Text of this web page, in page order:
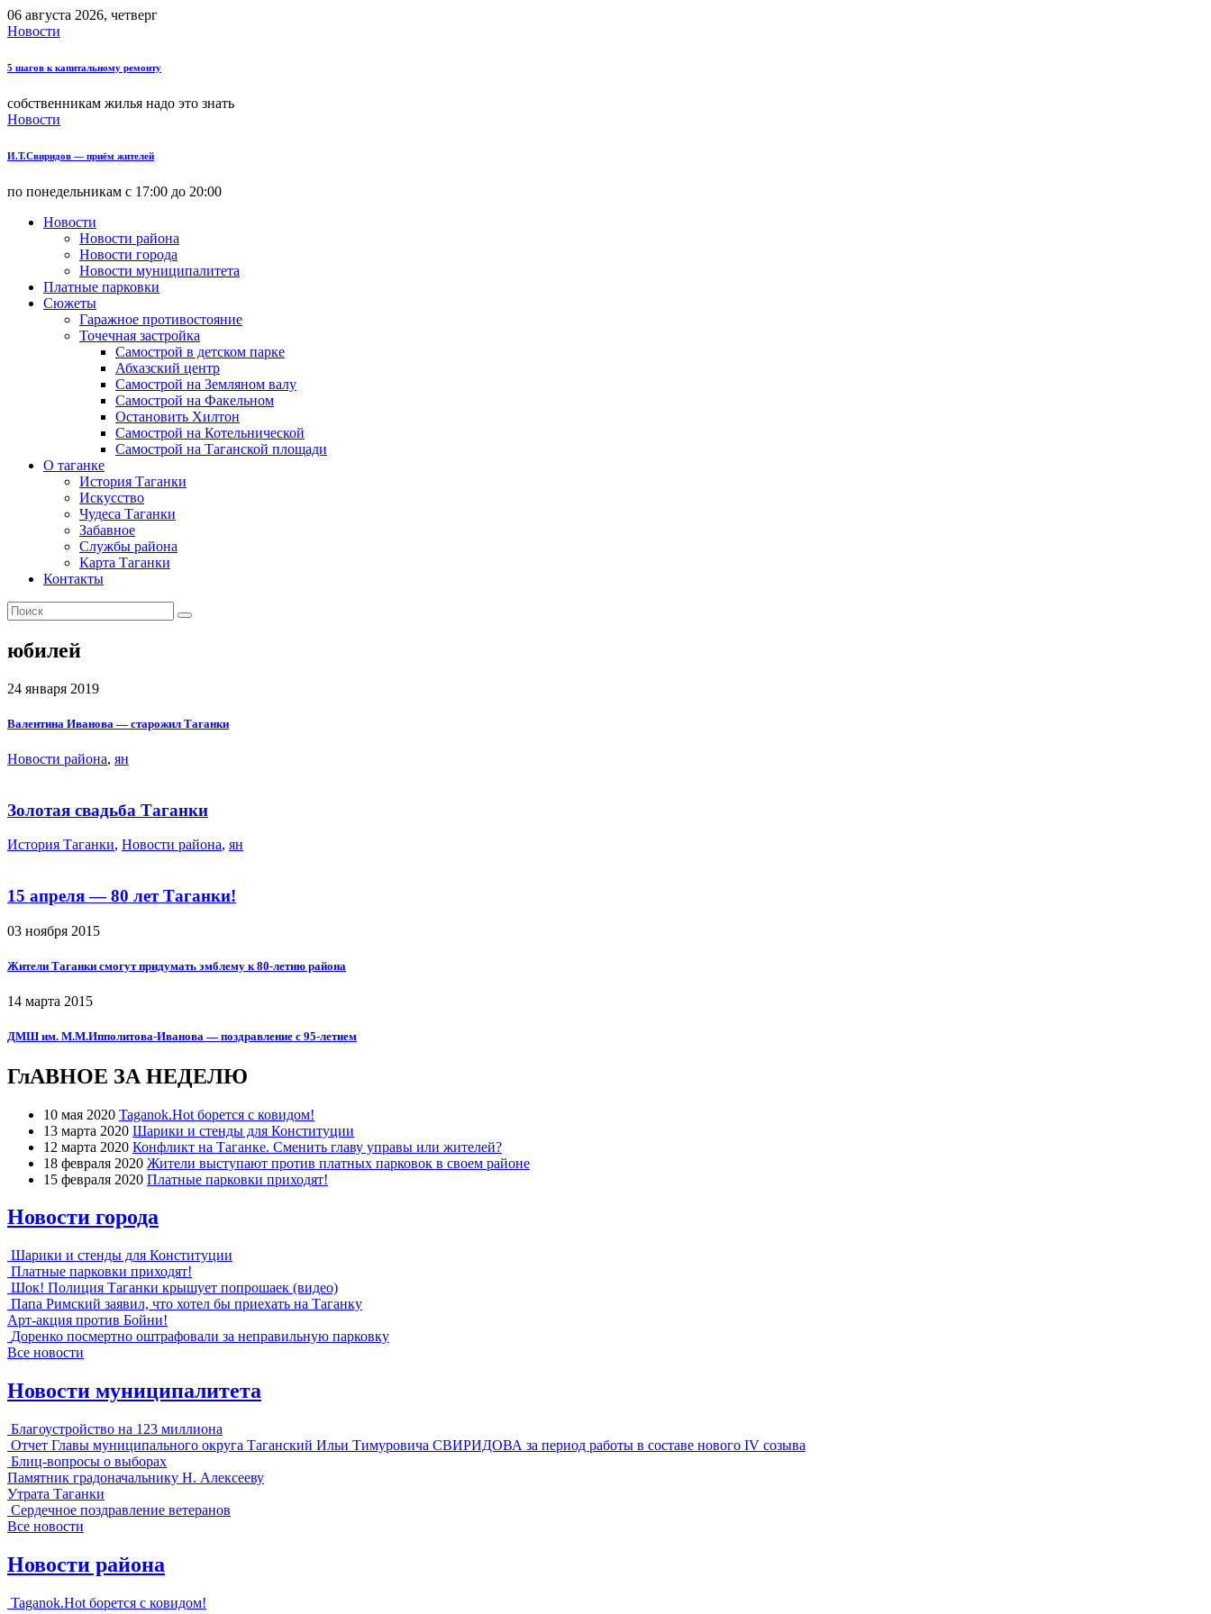
06 августа 2026, четверг
Новости
5 шагов к капитальному ремонту
собственникам жилья надо это знать
Новости
И.Т.Свиридов — приём жителей
по понедельникам с 17:00 до 20:00
Новости
Новости района
Новости города
Новости муниципалитета
Платные парковки
Сюжеты
Гаражное противостояние
Точечная застройка
Самострой в детском парке
Абхазский центр
Самострой на Земляном валу
Самострой на Факельном
Остановить Хилтон
Самострой на Котельнической
Самострой на Таганской площади
О таганке
История Таганки
Искусство
Чудеса Таганки
Забавное
Службы района
Карта Таганки
Контакты
юбилей
24 января 2019
Валентина Иванова — старожил Таганки
Новости района, ян
Золотая свадьба Таганки
История Таганки, Новости района, ян
15 апреля — 80 лет Таганки!
03 ноября 2015
Жители Таганки смогут придумать эмблему к 80-летию района
14 марта 2015
ДМШ им. М.М.Ипполитова-Иванова — поздравление с 95-летием
ГлАВНОЕ ЗА НЕДЕЛЮ
10 мая 2020 Taganok.Hot борется с ковидом!
13 марта 2020 Шарики и стенды для Конституции
12 марта 2020 Конфликт на Таганке. Сменить главу управы или жителей?
18 февраля 2020 Жители выступают против платных парковок в своем районе
15 февраля 2020 Платные парковки приходят!
Новости города
Шарики и стенды для Конституции
Платные парковки приходят!
Шок! Полиция Таганки крышует попрошаек (видео)
Папа Римский заявил, что хотел бы приехать на Таганку
Арт-акция против Бойни!
Доренко посмертно оштрафовали за неправильную парковку
Все новости
Новости муниципалитета
Благоустройство на 123 миллиона
Отчет Главы муниципального округа Таганский Ильи Тимуровича СВИРИДОВА за период работы в составе нового IV созыва
Блиц-вопросы о выборах
Памятник градоначальнику Н. Алексееву
Утрата Таганки
Сердечное поздравление ветеранов
Все новости
Новости района
Taganok.Hot борется с ковидом!